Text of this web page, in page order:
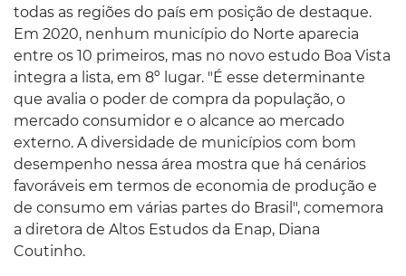
todas as regiões do país em posição de destaque.
Em 2020, nenhum município do Norte aparecia
entre os 10 primeiros, mas no novo estudo Boa Vista
integra a lista, em 8º lugar. "É esse determinante
que avalia o poder de compra da população, o
mercado consumidor e o alcance ao mercado
externo. A diversidade de municípios com bom
desempenho nessa área mostra que há cenários
favoráveis em termos de economia de produção e
de consumo em várias partes do Brasil", comemora
a diretora de Altos Estudos da Enap, Diana
Coutinho.